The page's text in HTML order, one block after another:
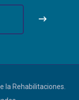
la Rehabilitaciones.